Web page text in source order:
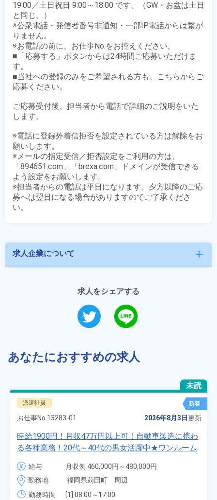
19:00／土日祝日 9:00～18:00 です。（GW・お盆は土日
と同じ。）
※公衆電話・発信者番号非通知・一部IP電話からは繋が
りません。
※お電話の前に、お仕事No.をお控えください。
■「応募する」ボタンからは24時間ご応募いただけま
す。
■当社への登録のみをご希望される方も、こちらからご
応募ください。
ご応募受付後、担当者から電話で詳細のご説明をいた
します。
※電話に登録外着信拒否を設定されている方は解除をお
願いします。
※メールの指定受信／拒否設定をご利用の方は、
「894651.com」「brexa.com」ドメインが受信できる
よう設定をお願いします。
※担当者からの電話は平日になります。夕方以降のご応
募へは翌日になる場合がありますのでご了承くださ
求人企業について add
求人をシェアする
あなたにおすすめの求人
未読
派遣社員 新着
お仕事No. 13283-01 2026年8月3日更新
時給1900円！月収47万円以上可！自動車製造に携わ
る各種業務！20代～40代の男女活躍中★ワンルーム
寮無料！マイカー通勤OK！無料駐車場あり！赴任旅
費会社負担！社員食堂あり！日払いあり！土日休
み！特別賞与90万円支給！《福岡県京都郡苅田町》
給与
月収例 460,000円～480,000円
時給 1,900円～1,900円
勤務地
福岡県苅田町　周辺
勤務時間
[1] 08:00～17:00